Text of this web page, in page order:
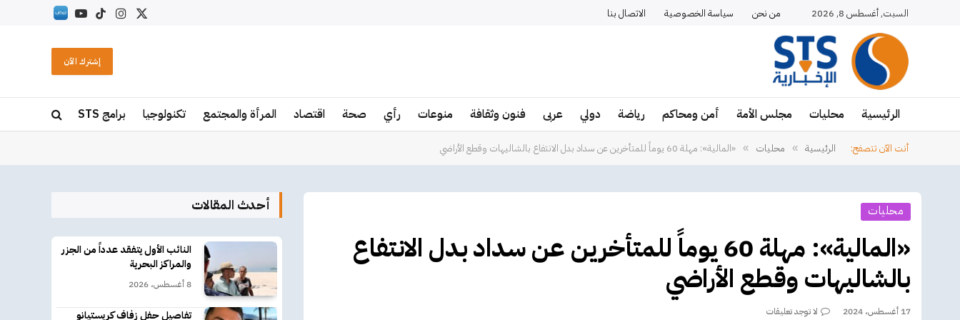
السبت, أغسطس 8, 2026 من نحن سياسة الخصوصية الاتصال بنا
X
الانستغرام
تيكتوكيوتيوب
RSS
إشترك الآن
الرئيسية محليات مجلس الأمة أمن ومحاكم رياضة دولي عربى فنون وثقافة منوعات رأي صحة اقتصاد المرأة والمجتمع تكنولوجيا برامج STS
أنت الآن تتصفح: الرئيسية » محليات » «المالية»: مهلة 60 يوماً للمتأخرين عن سداد بدل الانتفاع بالشاليهات وقطع الأراضي
محليات
«المالية»: مهلة 60 يوماً للمتأخرين عن سداد بدل الانتفاع
بالشاليهات وقطع الأراضي
17 أغسطس، 2024 لا توجد تعليقات
أحدث المقالات
النائب الأول يتفقد عدداً من الجزر
والمراكز البحرية
8 أغسطس، 2026
تفاصيل حفل زفاف كريستيانو